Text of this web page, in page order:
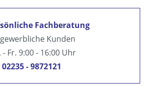
Fachberatung
Kunden
- Fr. 9:00 - 16:00 Uhr
02235 - 9872121